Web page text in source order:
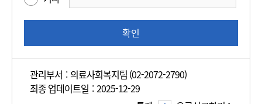
사
확인
관리부서 : 의료사회복지팀 (02-2072-2790)
최종 업데이트일 : 2025-12-29